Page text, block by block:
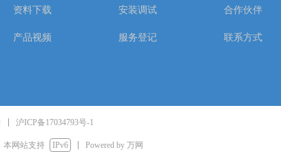
合作伙伴
联系方式
资料下载
产品视频
安装调试
服务登记
沪ICP备17034793号-1
本网站支持 IPv6 Powered by 万网